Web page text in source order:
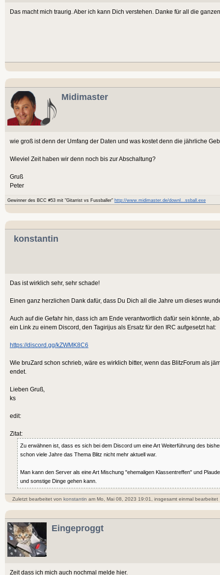
Das macht mich traurig. Aber ich kann Dich verstehen. Danke für all die
Midimaster
wie groß ist denn der Umfang der Daten und was kostet denn die jährliche
Wieviel Zeit haben wir denn noch bis zur Abschaltung?
Gruß
Peter
Gewinner des BCC #53 mit "Gitarrist vs Fussballer" http://www.midimaster.de/downl...ssball.exe
konstantin
Das ist wirklich sehr, sehr schade!
Einen ganz herzlichen Dank dafür, dass Du Dich all die Jahre um dieses
Auch auf die Gefahr hin, dass ich am Ende verantwortlich dafür sein könnte,
ein Link zu einem Discord, den Tagirijus als Ersatz für den IRC aufgesetzt hat:
https://discord.gg/kZWMK8C6
Wie bruZard schon schrieb, wäre es wirklich bitter, wenn das BlitzForum als
endet.
Lieben Gruß,
ks
edit:
Zitat:
Zu erwähnen ist, dass es sich bei dem Discord um eine Art Weiterführung des
schon viele Jahre das Thema Blitz nicht mehr aktuell war.
Man kann den Server als eine Art Mischung "ehemaligen Klassentreffen" und
und sonstige Dinge gehen kann.
Zuletzt bearbeitet von konstantin am Mo, Mai 08, 2023 19:01, insgesamt einmal bearbeitet
Eingeproggt
Zeit dass ich mich auch nochmal melde hier.